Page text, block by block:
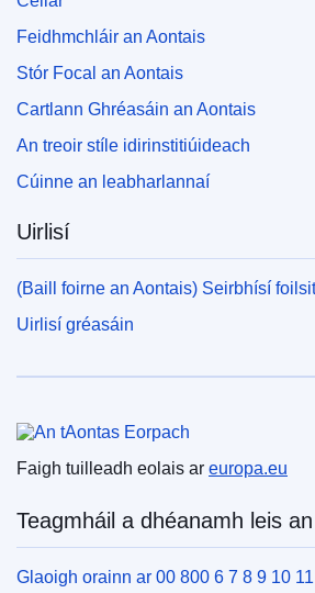
Feidhmchláir an Aontais
Stór Focal an Aontais
Cartlann Ghréasáin an Aontais
An treoir stíle idirinstitiúideach
Cúinne an leabharlannaí
Uirlisí
(Baill foirne an Aontais) Seirbhísí
Uirlisí gréasáin
Faigh tuilleadh eolais ar europa.eu
Teagmháil a dhéanamh leis
Glaoigh orainn ar 00 800 6 7 8 9 10 11